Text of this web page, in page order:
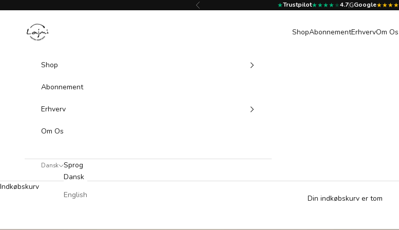
Forrige ★Trustpilot★★★★★4.7GGoogle★★★★
Lajmi - Coffee Roasters
ShopAbonnementErhvervOm Os
Shop
Abonnement
Erhverv
Om Os
Dansk
Sprog
Dansk
English
Indkøbskurv
Din indkøbskurv er tom